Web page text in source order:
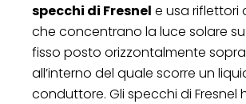
specchi di Fresnel e usa riflettori
che concentrano la luce solare
fisso posto orizzontalmente sopra
all’interno del quale scorre un
conduttore. Gli specchi di Fresnel